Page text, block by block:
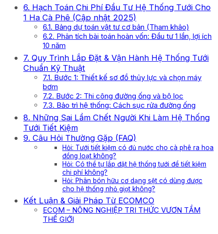
6. Hạch Toán Chi Phí Đầu Tư Hệ Thống Tưới Cho
1 Ha Cà Phê (Cập nhật 2025)
6.1. Bảng dự toán vật tư cơ bản (Tham khảo)
6.2. Phân tích bài toán hoàn vốn: Đầu tư 1 lần, lợi ích
10 năm
7. Quy Trình Lắp Đặt & Vận Hành Hệ Thống Tưới
Chuẩn Kỹ Thuật
7.1. Bước 1: Thiết kế sơ đồ thủy lực và chọn máy
bơm
7.2. Bước 2: Thi công đường ống và bộ lọc
7.3. Bảo trì hệ thống: Cách sục rửa đường ống
8. Những Sai Lầm Chết Người Khi Làm Hệ Thống
Tưới Tiết Kiệm
9. Câu Hỏi Thường Gặp (FAQ)
Hỏi: Tưới tiết kiệm có đủ nước cho cà phê ra hoa
đồng loạt không?
Hỏi: Có thể tự lắp đặt hệ thống tưới để tiết kiệm
chi phí không?
Hỏi: Phân bón hữu cơ dạng sệt có dùng được
cho hệ thống nhỏ giọt không?
Kết Luận & Giải Pháp Từ ECOMCO
ECOM – NÔNG NGHIỆP TRI THỨC VƯƠN TẦM
THẾ GIỚI